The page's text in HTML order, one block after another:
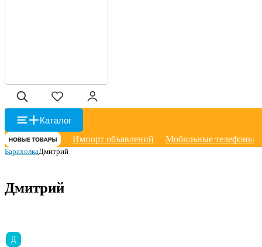
Каталог
Импорт объявлений
Мобильные телефоны
БарахолкаДмитрий
Дмитрий
Д